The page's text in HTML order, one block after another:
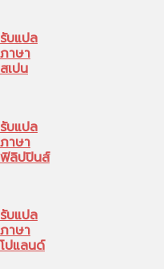
รับแปล
ภาษา
สเปน
รับแปล
ภาษา
ฟิลิปปินส์
รับแปล
ภาษา
โปแลนด์